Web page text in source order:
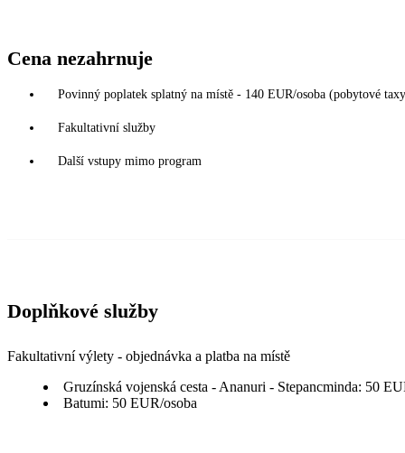
Cena nezahrnuje
Povinný poplatek splatný na místě - 140 EUR/osoba (pobytové
Fakultativní služby
Další vstupy mimo program
Doplňkové služby
Fakultativní výlety - objednávka a platba na místě
Gruzínská vojenská cesta - Ananuri - Stepancminda: 50
Batumi: 50 EUR/osoba